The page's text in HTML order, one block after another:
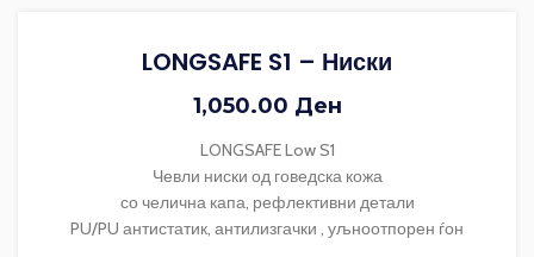
LONGSAFE S1 – Ниски
1,050.00 Ден
LONGSAFE Low S1
Чевли ниски од говедска кожа
со челична капа, рефлективни детали
PU/PU антистатик, антилизгачки , уљноотпорен ѓон